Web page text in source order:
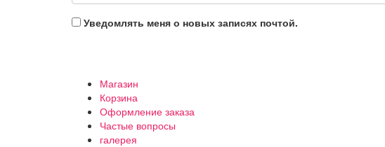
Уведомлять меня о новых записях почтой.
Магазин
Корзина
Оформление заказа
Частые вопросы
галерея